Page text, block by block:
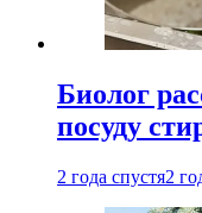
Биолог
посуду
2 года спустя2